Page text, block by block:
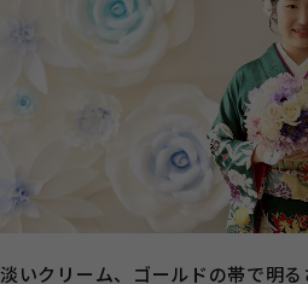
淡いクリーム、ゴールドの帯で明る